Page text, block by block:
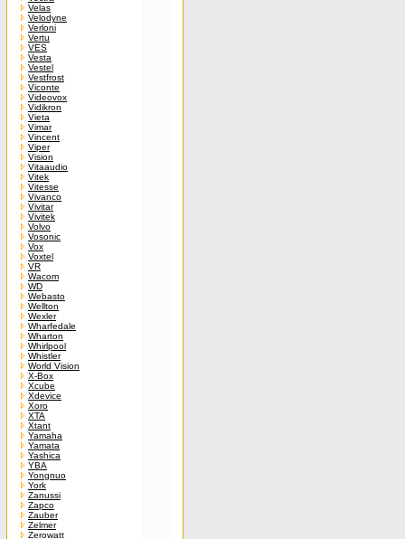
Velas
Velodyne
Verloni
Vertu
VES
Vesta
Vestel
Vestfrost
Viconte
Videovox
Vidikron
Vieta
Vimar
Vincent
Viper
Vision
Vitaaudio
Vitek
Vitesse
Vivanco
Vivitar
Vivitek
Volvo
Vosonic
Vox
Voxtel
VR
Wacom
WD
Webasto
Wellton
Wexler
Wharfedale
Wharton
Whirlpool
Whistler
World Vision
X-Box
Xcube
Xdevice
Xoro
XTA
Xtant
Yamaha
Yamata
Yashica
YBA
Yongnuo
York
Zanussi
Zapco
Zauber
Zelmer
Zerowatt